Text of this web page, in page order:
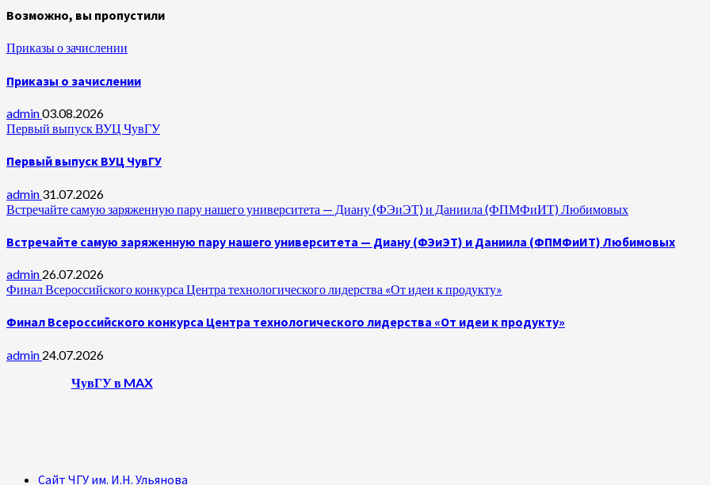
Возможно, вы пропустили
Приказы о зачислении
Приказы о зачислении
admin03.08.2026
Первый выпуск ВУЦ ЧувГУ
Первый выпуск ВУЦ ЧувГУ
admin 31.07.2026
Встречайте самую заряженную пару нашего университета — Диану (ФЭиЭТ) и Даниила (ФПМФиИТ) Любимовых
Встречайте самую заряженную пару нашего университета — Диану (ФЭиЭТ) и Даниила (ФПМФиИТ) Любимовых
admin 26.07.2026
Финал Всероссийского конкурса Центра технологического лидерства «От идеи к продукту»
Финал Всероссийского конкурса Центра технологического лидерства «От идеи к продукту»
admin 24.07.2026
ЧувГУ в MAX
Сайт ЧГУ им. И.Н. Ульянова